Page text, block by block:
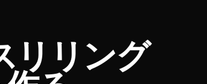
リリング